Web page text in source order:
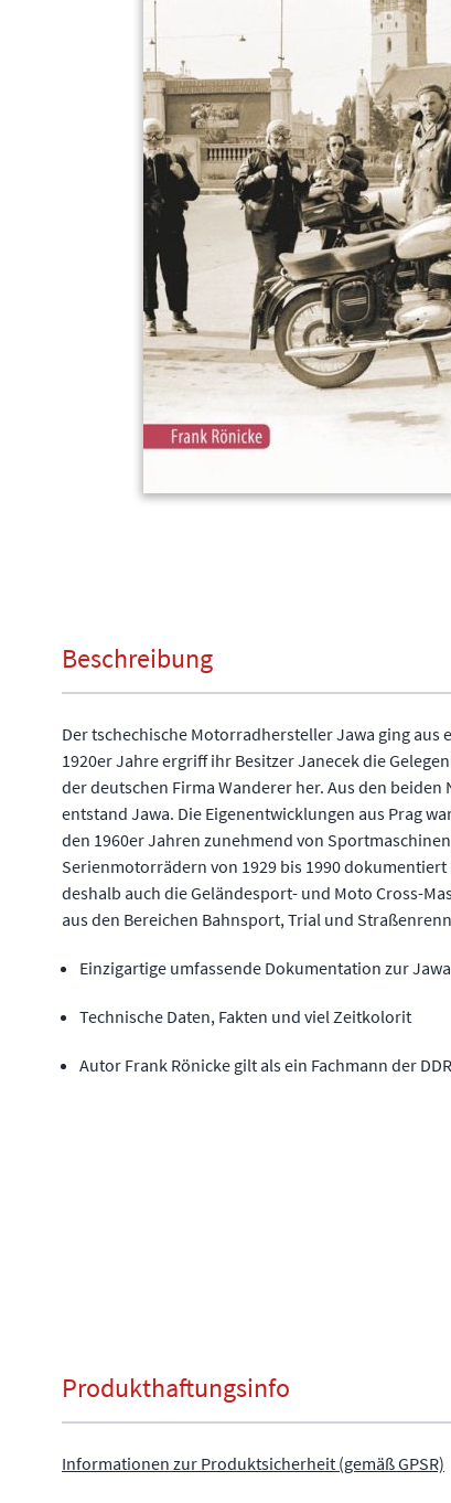
Beschreibung
Der tschechische Motorradhersteller Jawa ging aus
1920er Jahre ergriff ihr Besitzer Janecek die
der deutschen Firma Wanderer her. Aus den beiden
entstand Jawa. Die Eigenentwicklungen aus Prag
den 1960er Jahren zunehmend von
Serienmotorrädern von 1929 bis 1990 dokumentiert
deshalb auch die Geländesport- und Moto Cross-
aus den Bereichen Bahnsport, Trial und
Einzigartige umfassende Dokumentation zur
Technische Daten, Fakten und viel Zeitkolorit
Autor Frank Rönicke gilt als ein Fachmann der
Produkthaftungsinfo
Informationen zur Produktsicherheit (gemäß GPSR)